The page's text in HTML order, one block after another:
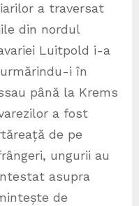
a traversat
din nordul
Luitpold i-a
i în
până la Krems
a fost
de pe
ungurii au
asupra
de